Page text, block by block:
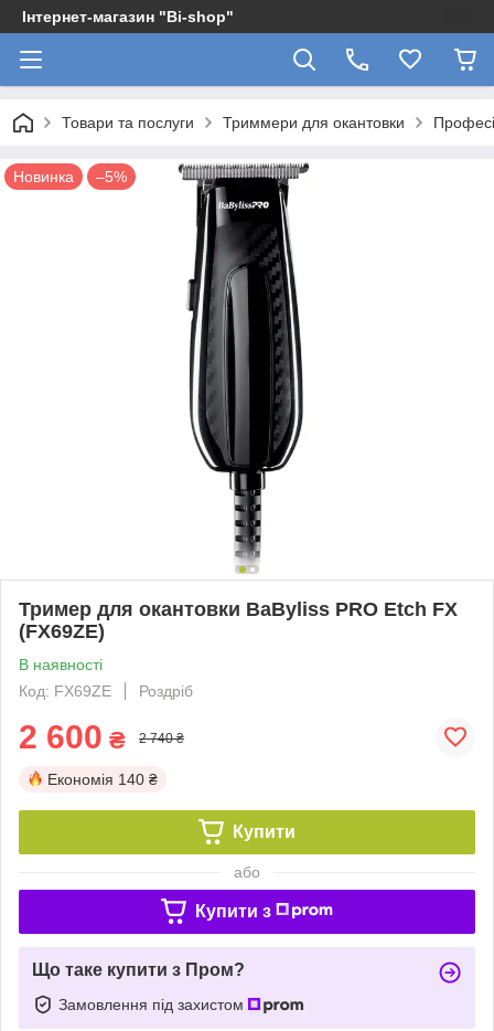
Інтернет-магазин "Bi-shop"
Товари та послуги Триммери для окантовки
Новинка –5%
Тример для окантовки BaByliss PRO Etch FX
(FX69ZE)
В наявності
Код: FX69ZE
Роздріб
2 600 ₴ 2 740 ₴
Економія 140 ₴
Купити
або
Купити з
Що таке купити з Пром?
Замовлення під захистом